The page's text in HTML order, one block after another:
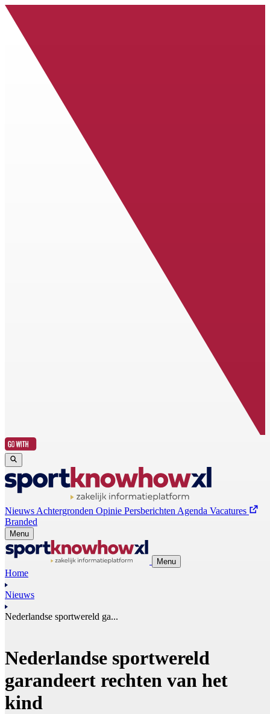
Nieuws Achtergronden Opinie Persberichten Agenda Vacatures
Branded
Menu
Menu
Home
Nieuws
Nederlandse sportwereld ga...
Nederlandse sportwereld
garandeert rechten van het
kind